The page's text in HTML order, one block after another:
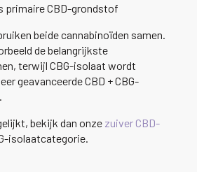
primaire CBD-grondstof
beide cannabinoïden samen.
de belangrijkste
terwijl CBG-isolaat wordt
geavanceerde CBD + CBG-
bekijk dan onze zuiver CBD-
isolaatcategorie.